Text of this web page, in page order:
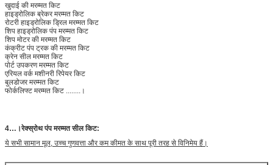
खुदाई की मरम्मत किट
हाइड्रोलिक ब्रेकर मरम्मत किट
रोटरी हाइड्रोलिक ड्रिल मरम्मत किट
शिप हाइड्रोलिक पंप मरम्मत किट
शिप मोटर की मरम्मत किट
कंक्रीट पंप ट्रक की मरम्मत किट
क्रेन सील मरम्मत किट
पोर्ट उपकरण मरम्मत किट
एरियल वर्क मशीनरी रिपेयर किट
बुलडोजर मरम्मत किट
फोर्कलिफ्ट मरम्मत किट ........।
4…।रेक्स्रोथ पंप मरम्मत सील किट:
ये सभी सामान मूल, उच्च गुणवत्ता और कम कीमत के साथ पूरी तरह से विनिमेय हैं।